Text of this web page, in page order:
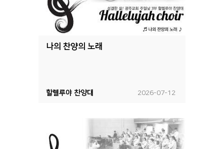
나의 찬양의 노래
2026-07-12
할렐루야 찬양대